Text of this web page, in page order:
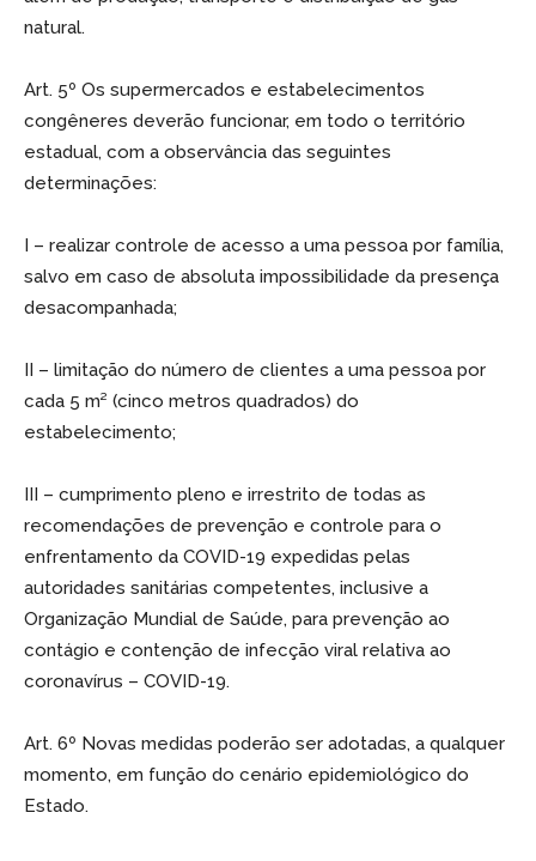
natural.
Art. 5º Os supermercados e estabelecimentos
congêneres deverão funcionar, em todo o território
estadual, com a observância das seguintes
determinações:
I – realizar controle de acesso a uma pessoa por família,
salvo em caso de absoluta impossibilidade da presença
desacompanhada;
II – limitação do número de clientes a uma pessoa por
cada 5 m² (cinco metros quadrados) do
estabelecimento;
III – cumprimento pleno e irrestrito de todas as
recomendações de prevenção e controle para o
enfrentamento da COVID-19 expedidas pelas
autoridades sanitárias competentes, inclusive a
Organização Mundial de Saúde, para prevenção ao
contágio e contenção de infecção viral relativa ao
coronavírus – COVID-19.
Art. 6º Novas medidas poderão ser adotadas, a qualquer
momento, em função do cenário epidemiológico do
Estado.